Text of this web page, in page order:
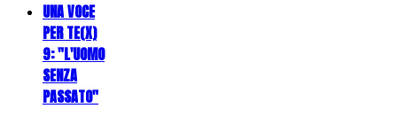
UNA VOCE
PER TE(X)
9: "L'UOMO
SENZA
PASSATO"